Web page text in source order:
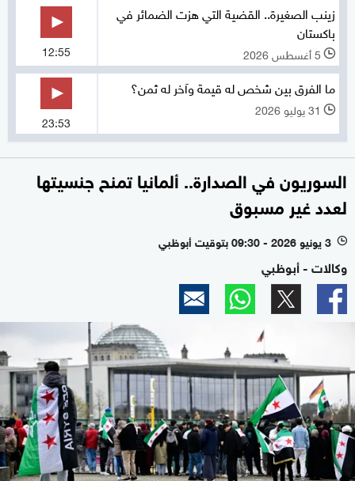
زينب الصغيرة.. القضية التي هزت الضمائر في
باكستان
l 5 أغسطس 2026 12:55
ما الفرق بين شخص له قيمة وآخر له ثمن؟
l 31 يوليو 2026
23:53
السوريون في الصدارة.. ألمانيا تمنح جنسيتها
لعدد غير مسبوق
l 3 يونيو 2026 - 09:30 بتوقيت أبوظبي
وكالات - أبوظبي